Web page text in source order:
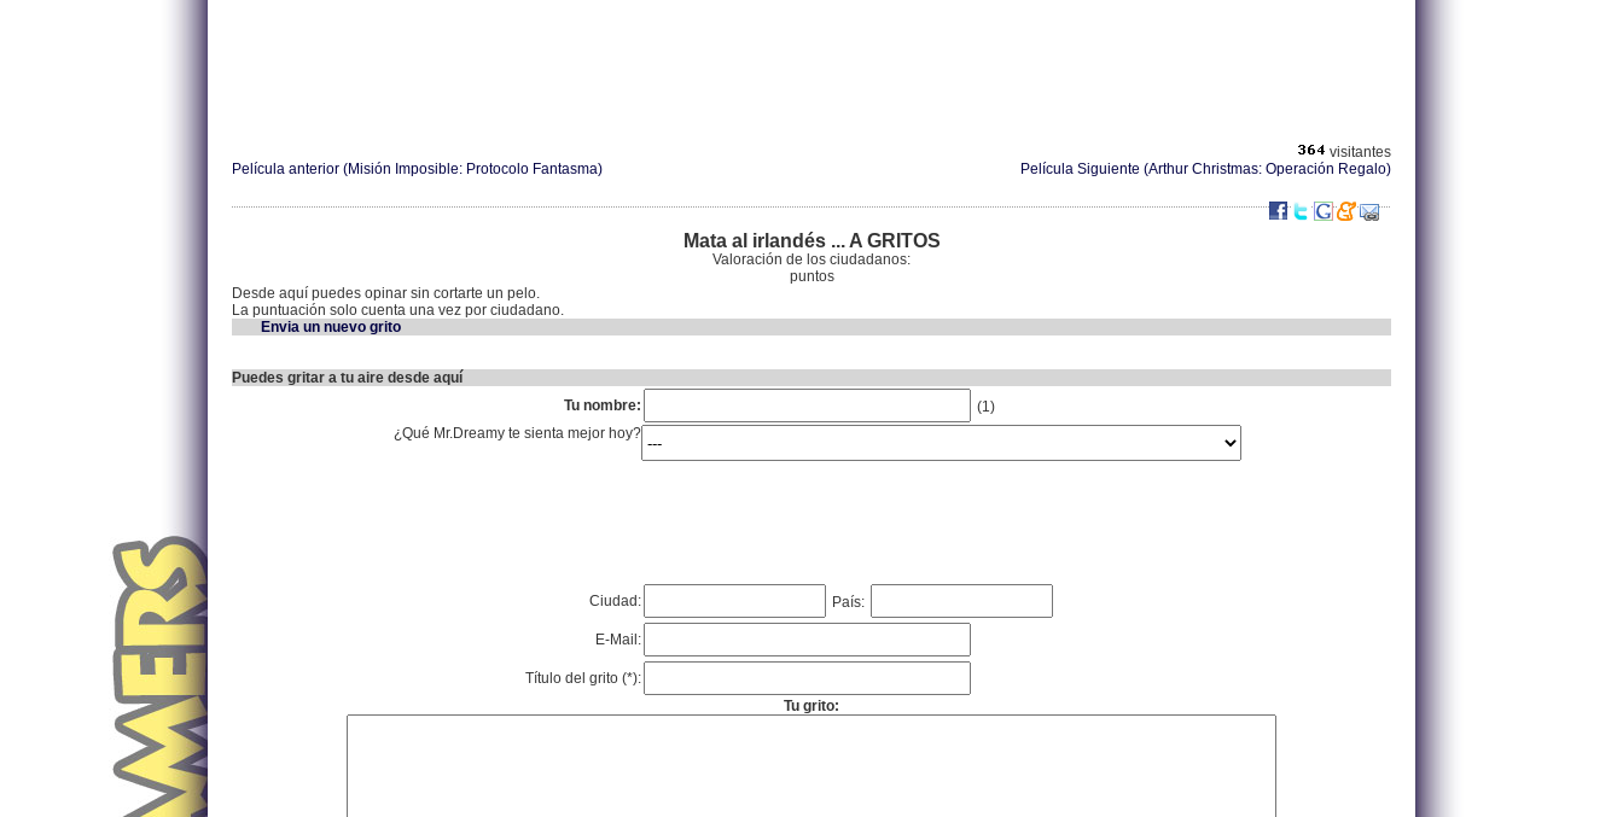
visitantes
Película anterior (Misión Imposible: Protocolo Fantasma)
Película Siguiente (Arthur Christmas: Operación Regalo)
Mata al irlandés ... A GRITOS
Valoración de los ciudadanos:
puntos
Desde aquí puedes opinar sin cortarte un pelo.
La puntuación solo cuenta una vez por ciudadano.
Envia un nuevo grito
Puedes gritar a tu aire desde aquí
Tu nombre:
(1)
¿Qué Mr.Dreamy te sienta mejor hoy?
Ciudad: País:
E-Mail:
Título del grito (*):
Tu grito: